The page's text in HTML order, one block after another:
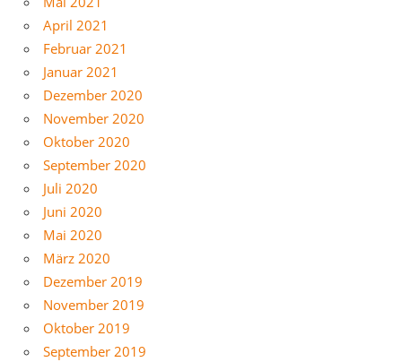
April 2021
Februar 2021
Januar 2021
Dezember 2020
November 2020
Oktober 2020
September 2020
Juli 2020
Juni 2020
Mai 2020
März 2020
Dezember 2019
November 2019
Oktober 2019
September 2019